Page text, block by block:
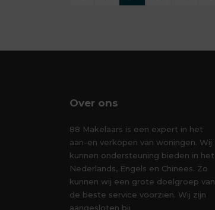
Over ons
88 Makelaars is een expert in het
aan-en verkopen van woningen. Wij
kunnen ondersteuning bieden in het
Nederlands, Engels en Chinees. Zo
kunnen wij een grote doelgroep van
de beste service voorzien. Wij zijn
aangesloten bij